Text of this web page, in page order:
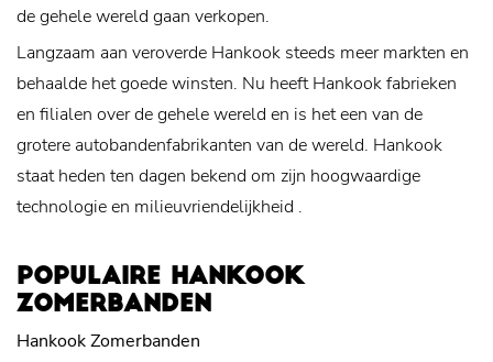
de gehele wereld gaan verkopen.
Langzaam aan veroverde Hankook steeds meer markten en
behaalde het goede winsten. Nu heeft Hankook fabrieken
en filialen over de gehele wereld en is het een van de
grotere autobandenfabrikanten van de wereld. Hankook
staat heden ten dagen bekend om zijn hoogwaardige
technologie en milieuvriendelijkheid .
POPULAIRE HANKOOK
ZOMERBANDEN
Hankook Zomerbanden